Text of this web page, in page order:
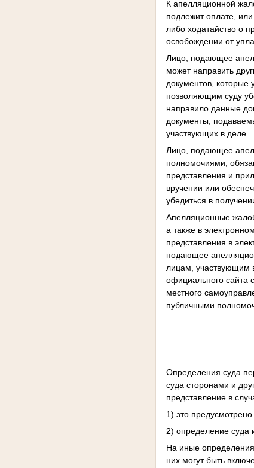
К апелляционной
подлежит оплате,
либо ходатайство о
освобождении от
Лицо, подающее
может направить
документов, которые
позволяющим суду
направило данные
документы,
участвующих в деле.
Лицо, подающее
полномочиями,
представления и
вручении или
убедиться в
Апелляционные
а также в
представления в
подающее
лицам, участвующим
официального сайта
местного
публичными
Определения суда
суда сторонами и
представление в
1) это
2) определение суда
На иные
них могут быть